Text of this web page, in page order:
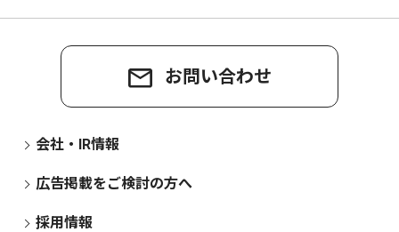
お問い合わせ
会社・IR情報
広告掲載をご検討の方へ
採用情報